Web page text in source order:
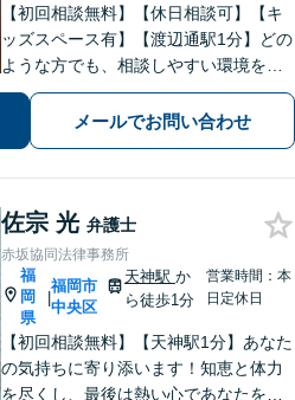
【初回相談無料】【休日相談可】【キ
ッズスペース有】【渡辺通駅1分】どの
ような方でも、相談しやすい環境を整
えています。依頼者様に寄り添った対
応を心がけています。【離婚・男女問
題】DV被害へ積極的に対応。お気軽に
メールでお問い合わせ
佐宗 光 弁護士
赤坂協同法律事務所
福
岡
県
|
福岡市
中央区
天神駅 か
ら徒歩1分
営業時間：本
日定休日
【初回相談無料】【天神駅1分】あなた
の気持ちに寄り添います！知恵と体力
を尽くし、最後は熱い心であなたをサ